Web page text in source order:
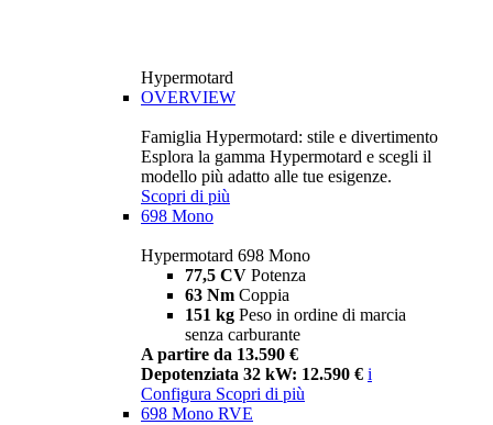
Hypermotard
OVERVIEW
Famiglia Hypermotard: stile e divertimento
Esplora la gamma Hypermotard e scegli il
modello più adatto alle tue esigenze.
Scopri di più
698 Mono
Hypermotard 698 Mono
77,5 CV Potenza
63 Nm Coppia
151 kg Peso in ordine di marcia
senza carburante
A partire da 13.590 €
Depotenziata 32 kW: 12.590 € i
Configura Scopri di più
698 Mono RVE